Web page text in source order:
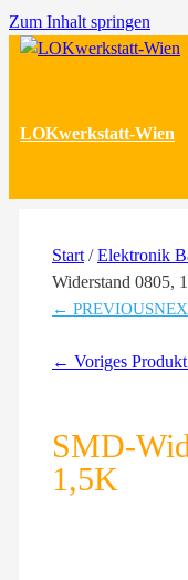
Zum Inhalt springen
LOKwerkstatt-Wien
Start /Elektronik
Widerstand 0805,
← PREVIOUS
← Voriges Produkt
SMD-
1,5K